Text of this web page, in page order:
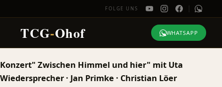
FOLGE UNS
TCG-Ohof WHATSAPP
Inhalt
springen
Konzert" Zwischen Himmel und hier" mit Uta
Wiedersprecher · Jan Primke · Christian Löer